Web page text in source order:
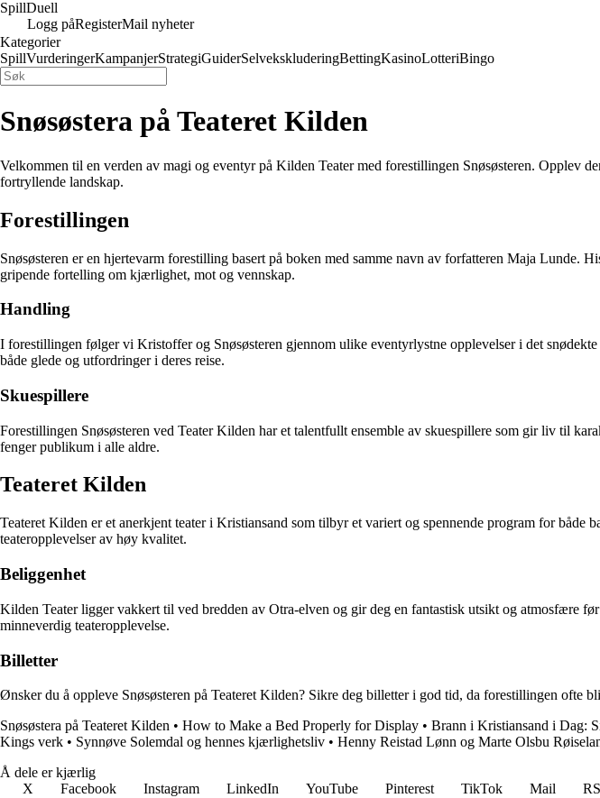
SpillDuell
Logg påRegisterMail nyheter
Kategorier
SpillVurderingerKampanjerStrategiGuiderSelvekskluderingBettingKasinoLotteriBingo
Snøsøstera på Teateret Kilden
Velkommen til en verden av magi og eventyr på Kilden Teater med forestillingen Snøsøsteren. Opplev
fortryllende landskap.
Forestillingen
Snøsøsteren er en hjertevarm forestilling basert på boken med samme navn av forfatteren Maja Lunde.
gripende fortelling om kjærlighet, mot og vennskap.
Handling
I forestillingen følger vi Kristoffer og Snøsøsteren gjennom ulike eventyrlystne opplevelser i det
både glede og utfordringer i deres reise.
Skuespillere
Forestillingen Snøsøsteren ved Teater Kilden har et talentfullt ensemble av skuespillere som gir liv til
fenger publikum i alle aldre.
Teateret Kilden
Teateret Kilden er et anerkjent teater i Kristiansand som tilbyr et variert og spennende program for
teateropplevelser av høy kvalitet.
Beliggenhet
Kilden Teater ligger vakkert til ved bredden av Otra-elven og gir deg en fantastisk utsikt og atmosfære
minneverdig teateropplevelse.
Billetter
Ønsker du å oppleve Snøsøsteren på Teateret Kilden? Sikre deg billetter i god tid, da forestillingen ofte
Snøsøstera på Teateret Kilden • How to Make a Bed Properly for Display • Brann i Kristiansand i Dag:
Kings verk • Synnøve Solemdal og hennes kjærlighetsliv • Henny Reistad Lønn og Marte Olsbu
Å dele er kjærlig
X
Facebook Instagram LinkedIn YouTube Pinterest TikTok Mail